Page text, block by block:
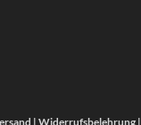
| Widerrufsbelehrung |